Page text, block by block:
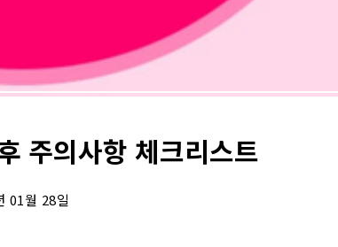
주의사항 체크리스트
01월 28일